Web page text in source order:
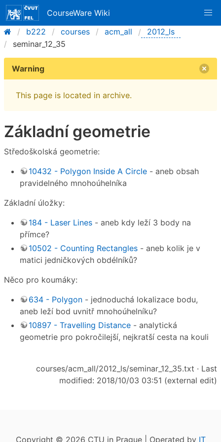
CourseWare Wiki
b222
courses acm_all
2012_ls
seminar_12_35
Warning
This page is located in archive.
Základní geometrie
Středoškolská geometrie:
10432 - Polygon Inside A Circle - aneb obsah
pravidelného mnohoúhelníka
Základní úložky:
184 - Laser Lines - aneb kdy leží 3 body na
přímce?
10502 - Counting Rectangles - aneb kolik je v
matici jedničkových obdélníků?
Něco pro koumáky:
634 - Polygon - jednoduchá lokalizace bodu,
aneb leží bod uvnitř mnohoúhelníku?
10897 - Travelling Distance - analytická
geometrie pro pokročilejší, nejkratší cesta na kouli
courses/acm_all/2012_ls/seminar_12_35.txt · Last
modified: 2018/10/03 03:51 (external edit)
Copyright © 2026 CTU in Prague | Operated by IT